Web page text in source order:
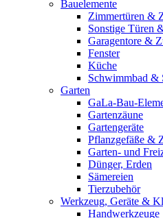
Bauelemente
Zimmertüren &
Sonstige Türen
Garagentore &
Fenster
Küche
Schwimmbad &
Garten
GaLa-Bau-
Gartenzäune
Gartengeräte
Pflanzgefäße &
Garten- und
Dünger, Erden
Sämereien
Tierzubehör
Werkzeug, Geräte &
Handwerkzeuge